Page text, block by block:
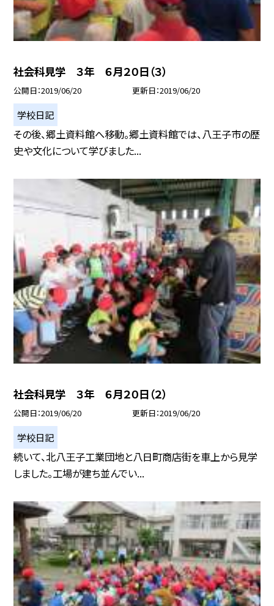
社会科見学 ３年 ６月２０日（３）
公開日 2019/06/20 更新日 2019/06/20
学校日記
その後、郷土資料館へ移動。郷土資料館では、八王子市の歴
史や文化について学びました...
社会科見学 ３年 ６月２０日（２）
公開日 2019/06/20 更新日 2019/06/20
学校日記
続いて、北八王子工業団地と八日町商店街を車上から見学
しました。工場が建ち並んでい...